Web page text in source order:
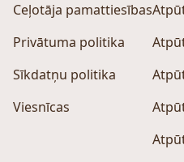
Ceļotāja pamattiesības
Privātuma politika
Sīkdatņu politika
Viesnīcas